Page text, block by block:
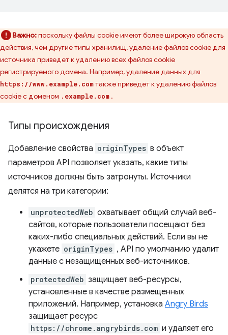
Важно:поскольку файлы cookie имеют более широкую область
действия, чем другие типы хранилищ, удаление файлов cookie для
источника приведет к удалению всех файлов cookie
регистрируемого домена. Например, удаление данных для
https://www.example.comтакже приведет к удалению файлов
cookie с доменом .example.com .
Типы происхождения
Добавление свойства originTypes в объект
параметров API позволяет указать, какие типы
источников должны быть затронуты. Источники
делятся на три категории:
unprotectedWeb охватывает общий случай веб-
сайтов, которые пользователи посещают без
каких-либо специальных действий. Если вы не
укажете originTypes , API по умолчанию удалит
данные с незащищенных веб-источников.
protectedWeb защищает веб-ресурсы,
установленные в качестве размещенных
приложений. Например, установка Angry Birds
защищает ресурс
https://chrome.angrybirds.com и удаляет его